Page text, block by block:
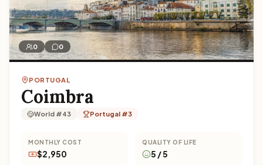
0 0
PORTUGAL
Coimbra
World #43 Portugal #3
MONTHLY COST
$2,950
QUALITY OF LIFE
5 / 5